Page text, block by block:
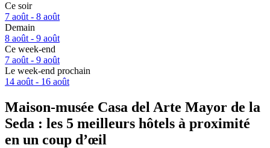
Ce soir
7 août - 8 août
Demain
8 août - 9 août
Ce week-end
7 août - 9 août
Le week-end prochain
14 août - 16 août
Maison-musée Casa del Arte Mayor de la
Seda : les 5 meilleurs hôtels à proximité
en un coup d’œil